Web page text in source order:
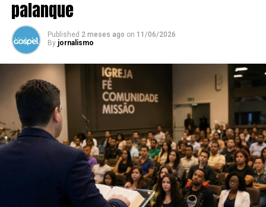
CARRINHO
EDITORIAL
ENTREVISTAS
EXPEDIENTE
FINALIZAR COMPRA
palanque
Published 2 meses ago on 11/06/2026
By jornalismo